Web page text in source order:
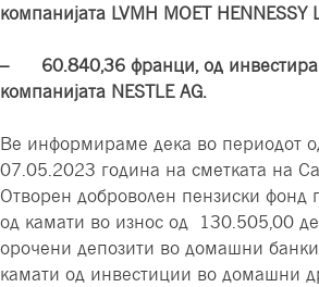
компанијата LVMH MOET HENNESSY
– 60.840,36 франци, од
компанијата NESTLE AG.
Ве информираме дека во периодот
07.05.2023 година на сметката на
Отворен доброволен пензиски фонд
од камати во износ од 130.505,00
орочени депозити во домашни
камати од инвестиции во домашни